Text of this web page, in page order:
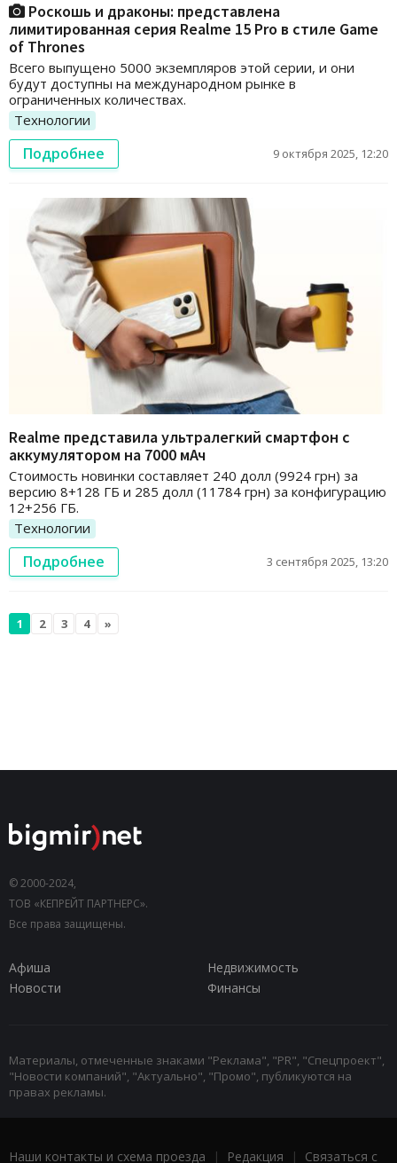
Роскошь и драконы: представлена
лимитированная серия Realme 15 Pro в стиле Game
of Thrones
Всего выпущено 5000 экземпляров этой серии, и они
будут доступны на международном рынке в
ограниченных количествах.
Технологии
Подробнее 9 октября 2025, 12:20
Realme представила ультралегкий смартфон с
аккумулятором на 7000 мАч
Стоимость новинки составляет 240 долл (9924 грн) за
версию 8+128 ГБ и 285 долл (11784 грн) за конфигурацию
12+256 ГБ.
Технологии
Подробнее 3 сентября 2025, 13:20
1 2 3 4 »
© 2000-2024,
ТОВ «КЕПРЕЙТ ПАРТНЕРС».
Все права защищены.
Афиша
Недвижимость
Новости
Финансы
Материалы, отмеченные знаками "Реклама", "PR", "Спецпроект",
"Новости компаний", "Актуально", "Промо", публикуются на
правах рекламы.
Наши контакты и схема проезда | Редакция | Связаться с